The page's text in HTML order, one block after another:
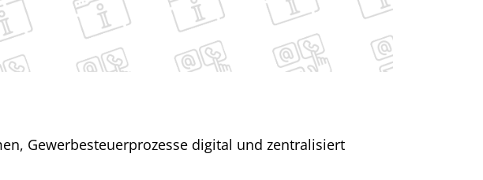
Gewerbesteuerprozesse digital und zentralisiert